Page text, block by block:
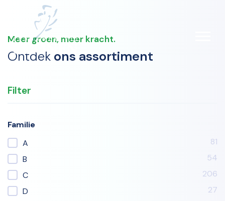
Meer groen, meer kracht.
Ontdek ons assortiment
Filter
Familie
A
81
B
54
C
206
D
27